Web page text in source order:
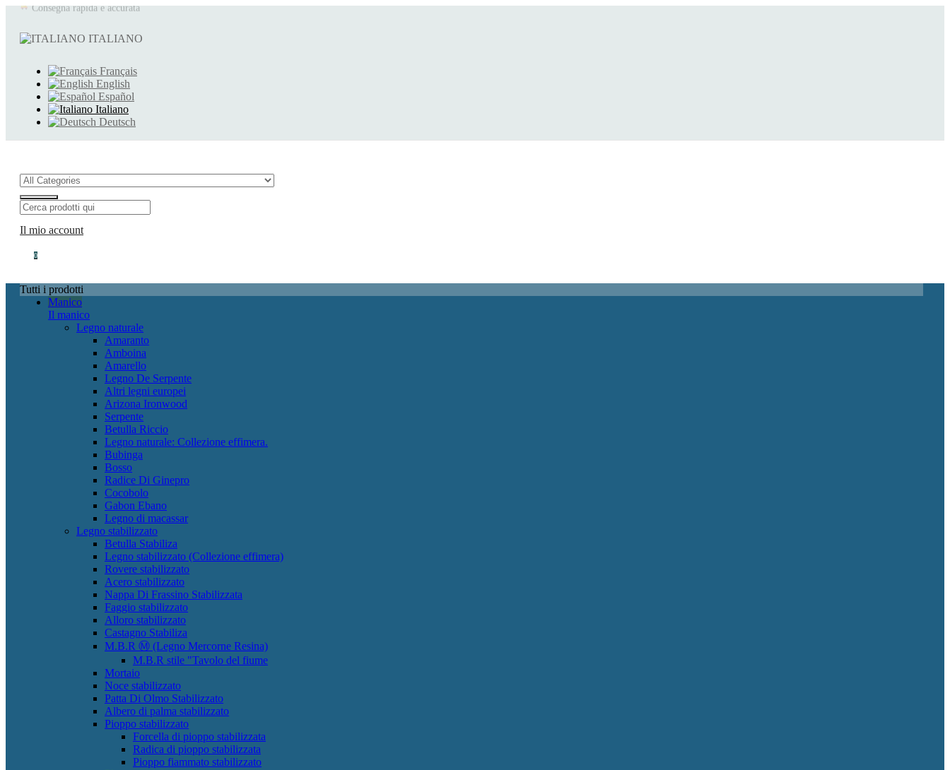
Azienda francese
Prodotti d'eccezione
ITALIANO
Français
English
Español
Italiano
Deutsch
Il mio account
0
Tutti i prodotti
Manico
Il manico
Legno naturale
Amaranto
Amboina
Amarello
Legno De Serpente
Altri legni europei
Arizona Ironwood
Serpente
Betulla Riccio
Legno naturale: Collezione effimera.
Bubinga
Bosso
Radice Di Ginepro
Cocobolo
Gabon Ebano
Legno di macassar
Legno stabilizzato
Betulla Stabiliza
Legno stabilizzato (Collezione effimera)
Rovere stabilizzato
Acero stabilizzato
Nappa Di Frassino Stabilizzata
Faggio stabilizzato
Alloro stabilizzato
Castagno Stabiliza
M.B.R Ⓜ (Legno Mercorne Resina)
M.B.R stile "Tavolo del fiume
Mortaio
Noce stabilizzato
Patta Di Olmo Stabilizzato
Albero di palma stabilizzato
Pioppo stabilizzato
Forcella di pioppo stabilizzata
Radica di pioppo stabilizzata
Pioppo fiammato stabilizzato